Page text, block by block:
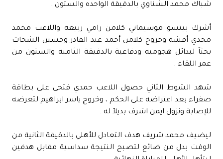
شباك محمد الشناوي بالدقيقة الواحده والستون .
أشرك بيتسو موسيماني كلامن رامي ربيعه واللاعب محمد
مجدي أفشة وخروج كلامن أحمد عبد القادر وحسين الشحات
بحثآ لبدائل هجوميه ودفاعية بالدقيقة الثامنة والستون من
عمر اللقاء .
شهد الشوط الثاني حصول اللاعب حمدي فتحي على بطاقة
صفراء بعد اعتراضه على الحكم ، وخروج ياسر ابراهيم لتعرضه
للإصابة ونزول ايمن اشرف بديلآ له .
ليضيف محمد شريف هدف التعادل للأهلي بالدقيقة الثانية من
الوقت بدل من ضائع لتصبح النتيجة سداسية مقابل هدفين